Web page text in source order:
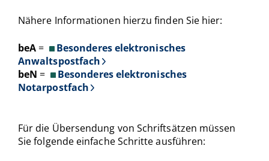
Nähere Informationen hierzu finden Sie hier:
beA=
Besonderes elektronisches
Anwaltspostfach
beN =
Besonderes elektronisches
Notarpostfach
Für die Übersendung von Schriftsätzen müssen
Sie folgende einfache Schritte ausführen: